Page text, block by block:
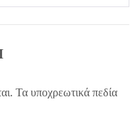
Τα υποχρεωτικά πεδία